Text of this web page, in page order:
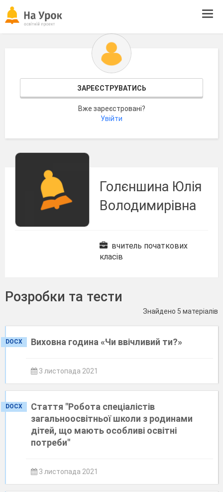
ЗАРЕЄСТРУВАТИСЬ
Вже зареєстровані?
Увійти
Голєншина Юлія
Володимирівна
вчитель початкових
класів
Розробки та тести
Знайдено 5 матеріалів
DOCX Виховна година «Чи ввічливий ти?»
3 листопада 2021
DOCX
Стаття "Робота спеціалістів
загальноосвітньої школи з родинами
дітей, що мають особливі освітні
потреби"
3 листопада 2021